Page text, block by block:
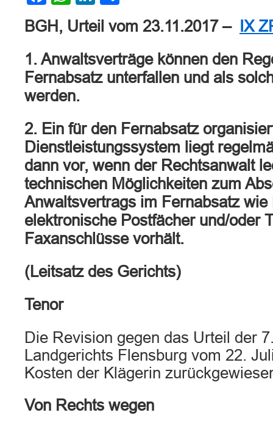
BGH, Urteil vom 23.11.2017 –
IX
1. Anwaltsverträge können den
Fernabsatz unterfallen und als
werden.
2. Ein für den Fernabsatz
Dienstleistungssystem liegt
dann vor, wenn der Rechtsanwalt
technischen Möglichkeiten zum
Anwaltsvertrags im Fernabsatz wie
elektronische Postfächer und/oder
Faxanschlüsse vorhält.
(Leitsatz des Gerichts)
Tenor
Die Revision gegen das Urteil der
Landgerichts Flensburg vom 22.
Kosten der Klägerin
Von Rechts wegen